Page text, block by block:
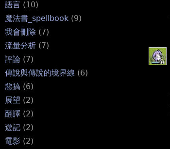
語言 (10)
魔法書_spellbook (9)
我會刪除 (7)
流量分析 (7)
評論 (7)
傳說與傳說的境界線 (6)
惡搞 (6)
展望 (2)
翻譯 (2)
遊記 (2)
電影 (2)